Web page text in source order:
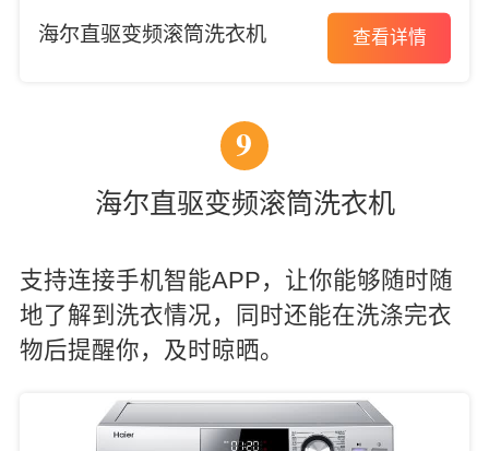
海尔直驱变频滚筒洗衣机 查看详情
9
海尔直驱变频滚筒洗衣机
支持连接手机智能APP，让你能够随时随
地了解到洗衣情况，同时还能在洗涤完衣
物后提醒你，及时晾晒。